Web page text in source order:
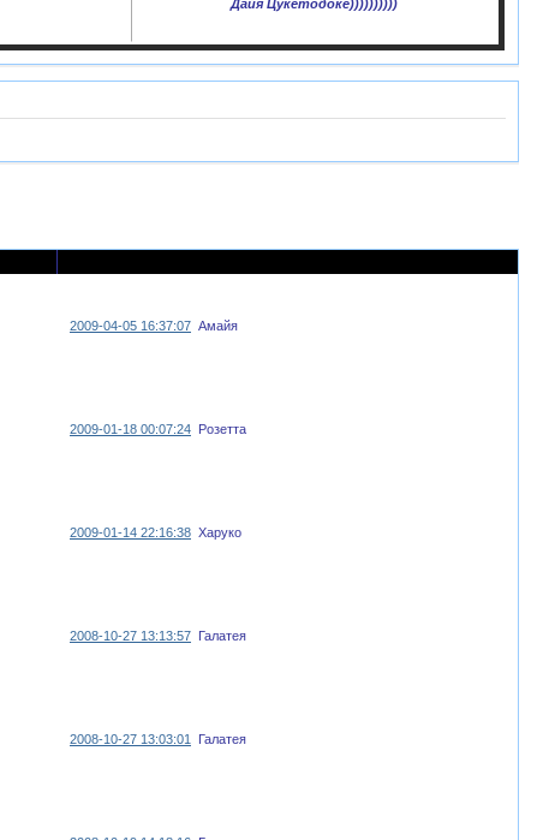
Дайя Цукетодоке))))))))))
2009-04-05 16:37:07 Амайя
2009-01-18 00:07:24 Розетта
2009-01-14 22:16:38 Харуко
2008-10-27 13:13:57 Галатея
2008-10-27 13:03:01 Галатея